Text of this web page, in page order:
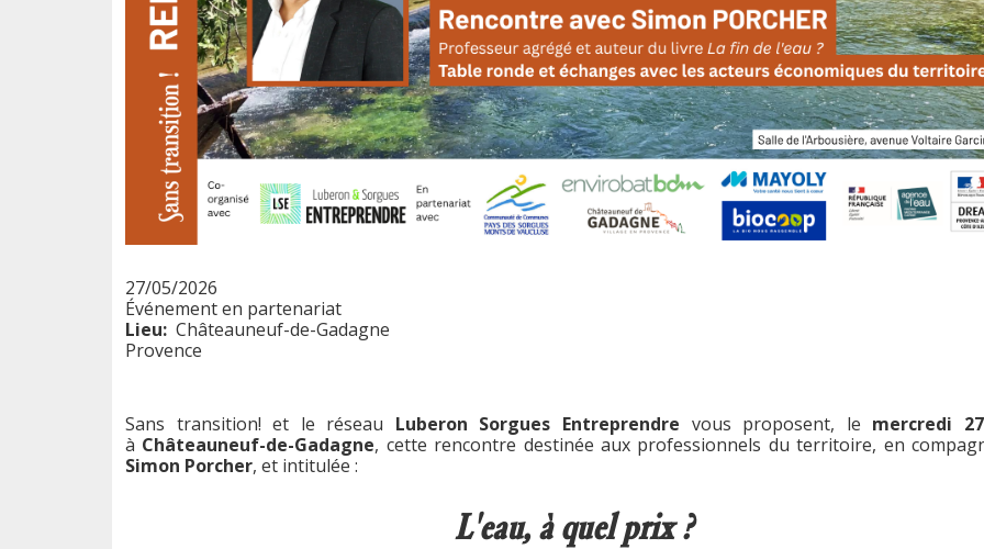
27/05/2026
Événement en partenariat
Lieu Châteauneuf-de-Gadagne
Provence
Sans transition! et le réseau Luberon Sorgues Entreprendre vous proposent, le mercredi
à Châteauneuf-de-Gadagne, cette rencontre destinée aux professionnels du territoire, en
Simon Porcher, et intitulée :
L'eau, à quel prix ?